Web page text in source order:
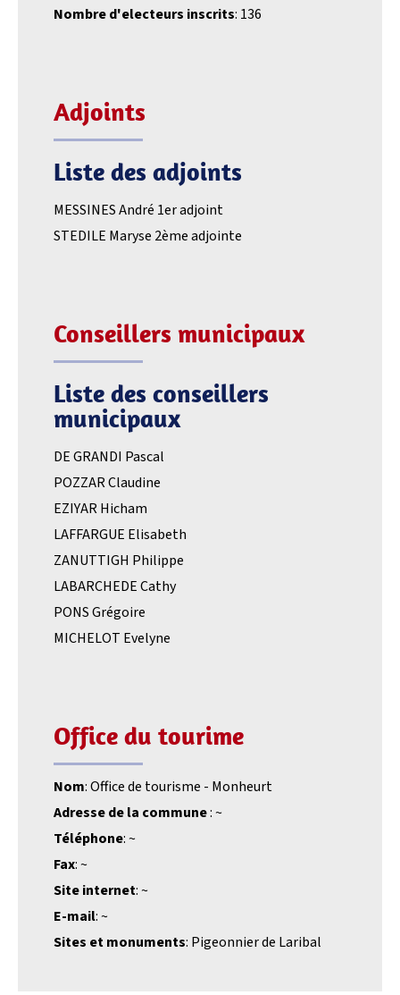
Nombre d'electeurs inscrits: 136
Adjoints
Liste des adjoints
MESSINES André 1er adjoint
STEDILE Maryse 2ème adjointe
Conseillers municipaux
Liste des conseillers
municipaux
DE GRANDI Pascal
POZZAR Claudine
EZIYAR Hicham
LAFFARGUE Elisabeth
ZANUTTIGH Philippe
LABARCHEDE Cathy
PONS Grégoire
MICHELOT Evelyne
Office du tourime
Nom: Office de tourisme - Monheurt
Adresse de la commune: ~
Téléphone: ~
Fax: ~
Site internet: ~
E-mail: ~
Sites et monuments: Pigeonnier de Laribal